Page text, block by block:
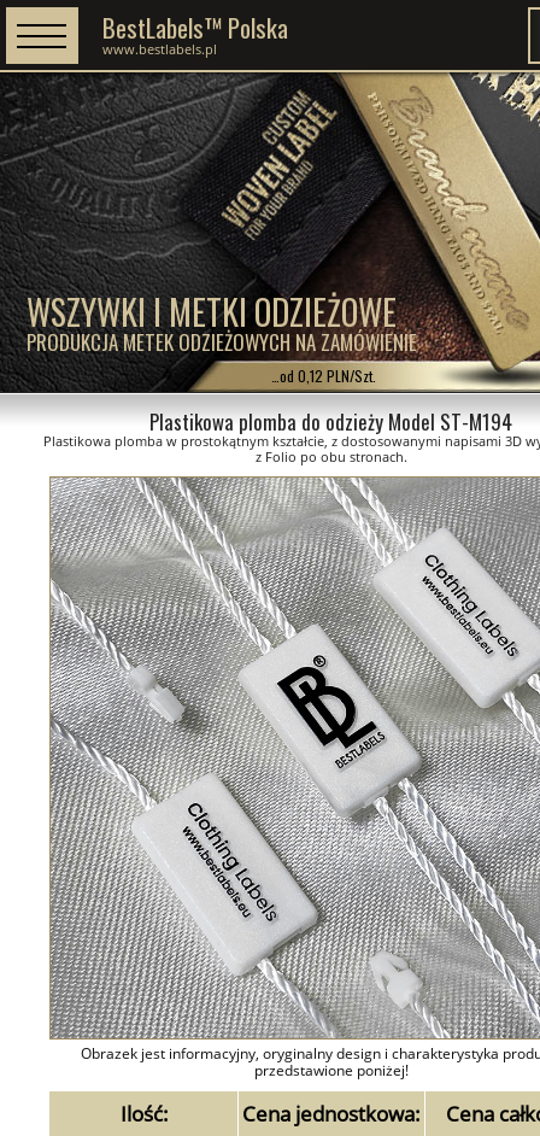
WSZYWKI I METKI ODZIEŻOWE
PRODUKCJA METEK ODZIEŻOWYCH NA ZAMÓWIENIE
BestLabels™ Polska
www.bestlabels.pl
…od 0,12 PLN/Szt.
Plastikowa plomba do odzieży Model ST-M194
Plastikowa plomba w prostokątnym kształcie, z dostosowanymi napisami 3D
z Folio po obu stronach.
Obrazek jest informacyjny, oryginalny design i charakterystyka
przedstawione poniżej!
Ilość: Cena jednostkowa: Cena